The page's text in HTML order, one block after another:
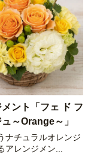
ント「フェ ド フ
～Orange～」
ナチュラルオレンジ
アレンジメン...